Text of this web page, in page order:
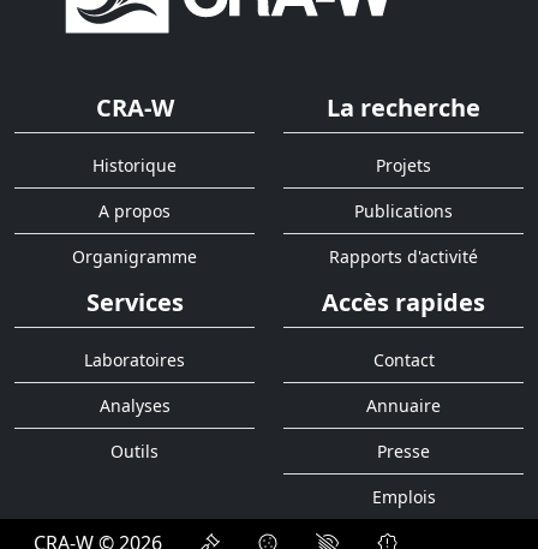
CRA-W
Historique
A propos
Organigramme
La recherche
Projets
Publications
Rapports d'activité
Services
Laboratoires
Analyses
Outils
Accès rapides
Contact
Annuaire
Presse
Emplois
CRA-W © 2026